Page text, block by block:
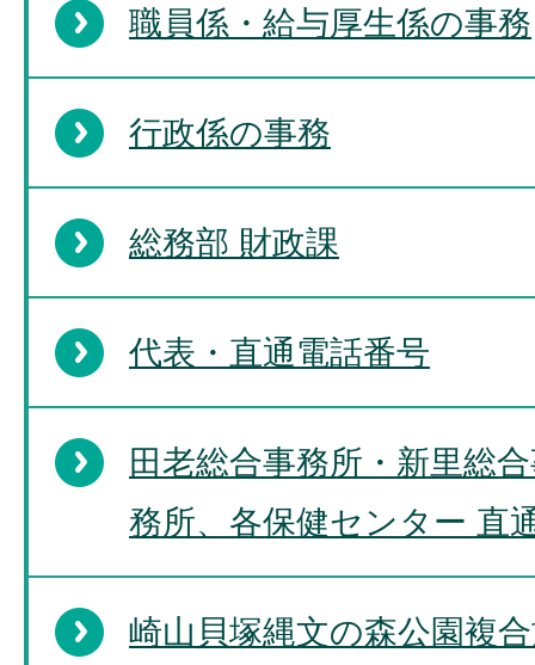
職員係・給与厚生係の事務
行政係の事務
総務部 財政課
代表・直通電話番号
田老総合事務所・新里総
務所、各保健センター 直
崎山貝塚縄文の森公園複